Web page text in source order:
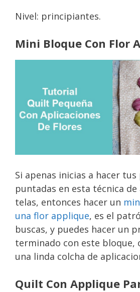
Nivel: principiantes.
Mini Bloque Con Flor
Si apenas inicias a hacer
puntadas en esta técnica
telas, entonces hacer un
una flor applique, es el
buscas, y puedes hacer un
terminado con este bloque,
una linda colcha de
Quilt Con Applique